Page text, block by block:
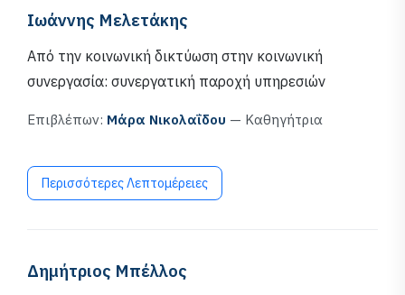
Ιωάννης Μελετάκης
Από την κοινωνική δικτύωση στην κοινωνική
συνεργασία: συνεργατική παροχή υπηρεσιών
Επιβλέπων: Μάρα Νικολαΐδου — Καθηγήτρια
Περισσότερες Λεπτομέρειες
Δημήτριος Μπέλλος